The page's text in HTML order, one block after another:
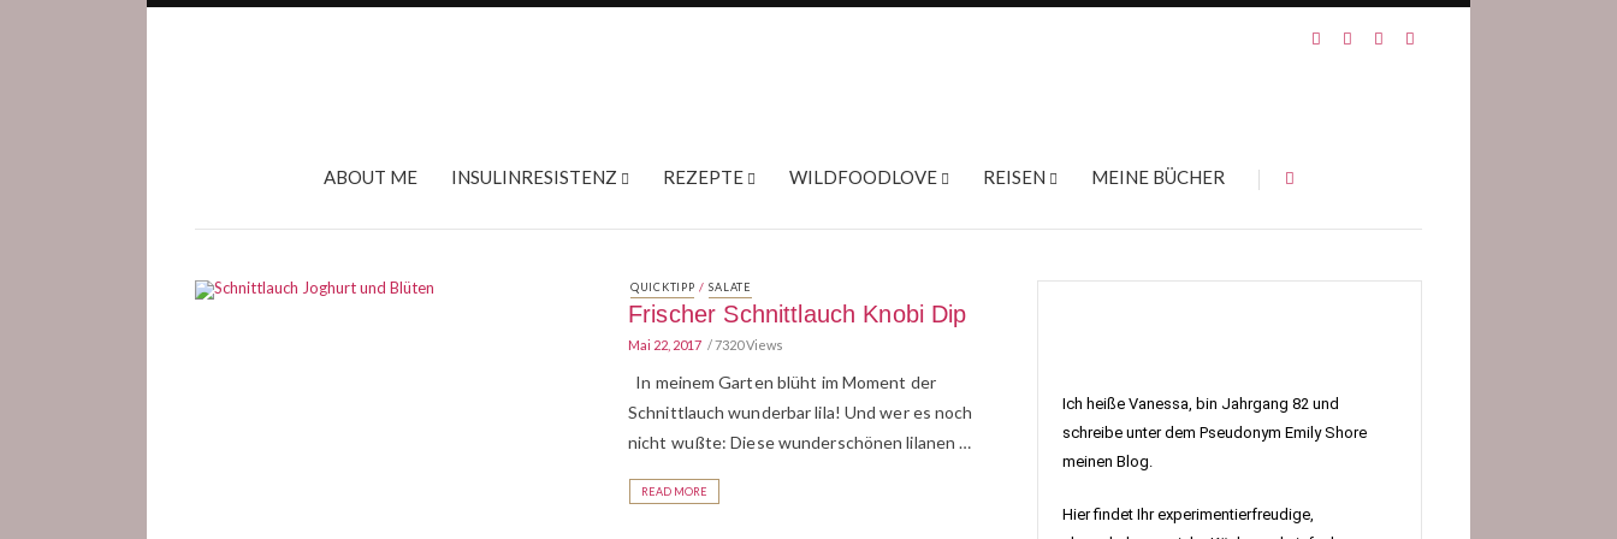
ABOUT ME INSULINRESISTENZ REZEPTE WILDFOODLOVE REISEN MEINE BÜCHER
QUICKTIPP / SALATE
Frischer Schnittlauch Knobi Dip
Mai 22, 2017 7320 Views
In meinem Garten blüht im Moment der
Schnittlauch wunderbar lila! Und wer es noch
nicht wußte: Diese wunderschönen lilanen …
READ MORE
Ich heiße Vanessa, bin Jahrgang 82 und
schreibe unter dem Pseudonym Emily Shore
meinen Blog.
Hier findet Ihr experimentierfreudige,